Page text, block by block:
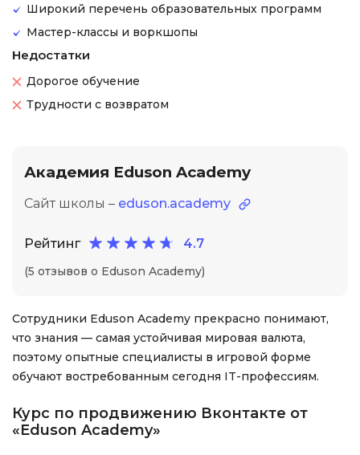
Широкий перечень образовательных программ
Мастер-классы и воркшопы
Недостатки
Дорогое обучение
Трудности с возвратом
Академия Eduson Academy
Сайт школы – eduson.academy
Рейтинг 4.7
(5 отзывов о Eduson Academy)
Сотрудники Eduson Academy прекрасно понимают,
что знания — самая устойчивая мировая валюта,
поэтому опытные специалисты в игровой форме
обучают востребованным сегодня IT-профессиям.
Курс по продвижению Вконтакте от
«Eduson Academy»